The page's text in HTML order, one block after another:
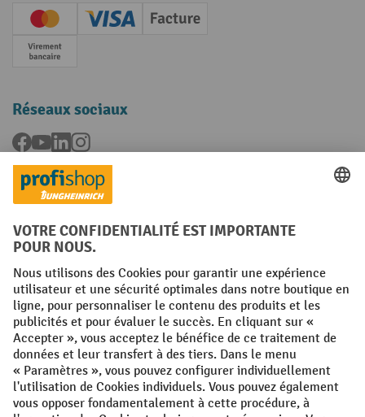
Creditcard (Master)Creditcard (Visa)
Facture
Paiement anticipé
Réseaux sociaux
Facebook
YouTubeLinkedInInstagram
Langues
FR NL
Conditions générales Mentions légales
Protection des Données Politique de cookies
All prices excl. VAT plusshipping costsand possible delivery charges,
if not stated otherwise.